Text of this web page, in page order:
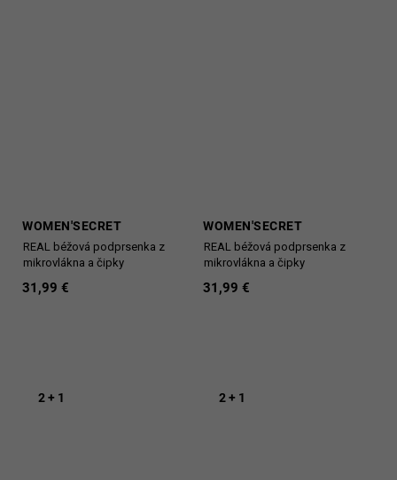
WOMEN'SECRET
REAL béžová podprsenka z
mikrovlákna a čipky
31,99 €
WOMEN'SECRET
REAL béžová podprsenka z
mikrovlákna a čipky
31,99 €
2 + 1 2 + 1